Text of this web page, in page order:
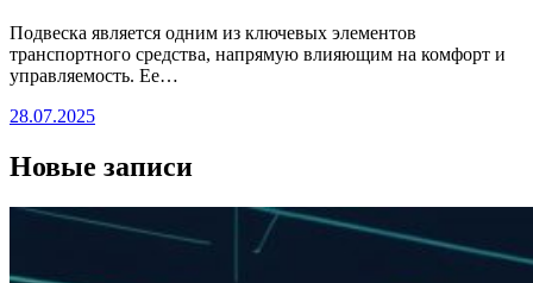
Подвеска является одним из ключевых элементов
транспортного средства, напрямую влияющим на комфорт и
управляемость. Ее…
28.07.2025
Новые записи